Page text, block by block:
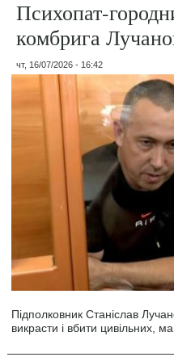
Психопат-
комбрига
чт, 16/07/2026 - 16:42
Підполковник Станіслав
викрасти і вбити цивільних,